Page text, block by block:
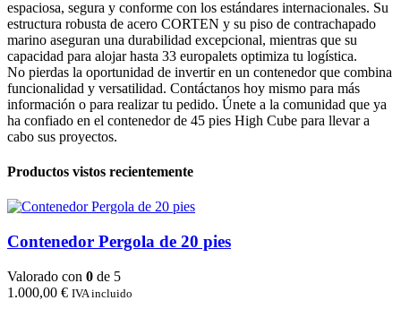
espaciosa, segura y conforme con los estándares internacionales. Su
estructura robusta de acero CORTEN y su piso de contrachapado
marino aseguran una durabilidad excepcional, mientras que su
capacidad para alojar hasta 33 europalets optimiza tu logística.
No pierdas la oportunidad de invertir en un contenedor que combina
funcionalidad y versatilidad. Contáctanos hoy mismo para más
información o para realizar tu pedido. Únete a la comunidad que ya
ha confiado en el contenedor de 45 pies High Cube para llevar a
cabo sus proyectos.
Productos vistos recientemente
Contenedor Pergola de 20 pies
Valorado con 0 de 5
1.000,00 € IVA incluido